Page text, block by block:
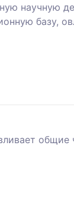
научную
базу,